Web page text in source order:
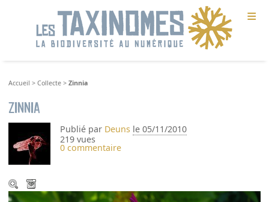
≡
Accueil >Collecte >Zinnia
Zinnia
Publié par Deuns le 05/11/2010
219 vues
0 commentaire